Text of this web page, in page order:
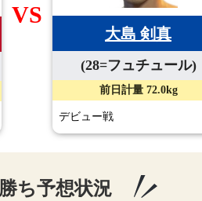
VS
大島 剣真
(28=フュチュール)
前日計量 72.0kg
デビュー戦
ち予想状況